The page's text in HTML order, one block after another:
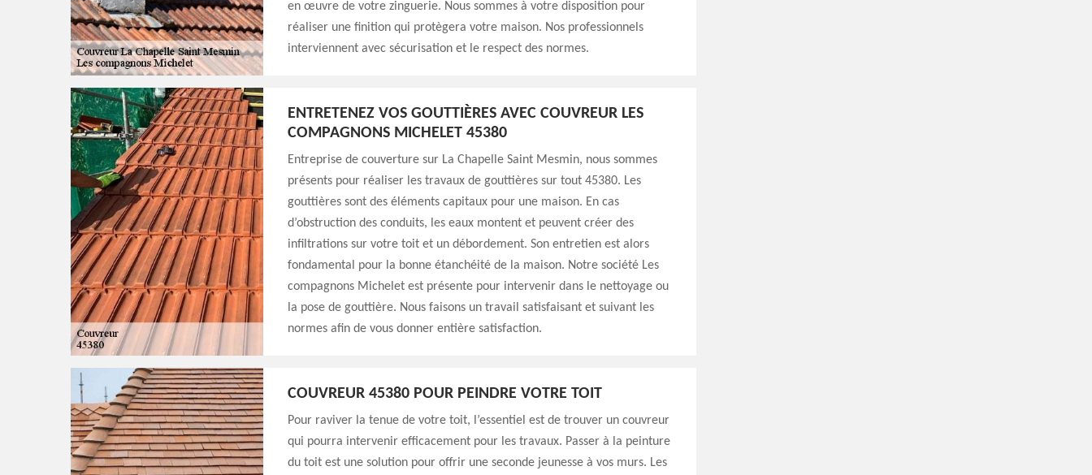
en œuvre de votre zinguerie. Nous sommes à votre disposition pour
réaliser une finition qui protègera votre maison. Nos professionnels
interviennent avec sécurisation et le respect des normes.
ENTRETENEZ VOS GOUTTIÈRES AVEC COUVREUR LES
COMPAGNONS MICHELET 45380
Entreprise de couverture sur La Chapelle Saint Mesmin, nous sommes
présents pour réaliser les travaux de gouttières sur tout 45380. Les
gouttières sont des éléments capitaux pour une maison. En cas
d’obstruction des conduits, les eaux montent et peuvent créer des
infiltrations sur votre toit et un débordement. Son entretien est alors
fondamental pour la bonne étanchéité de la maison. Notre société Les
compagnons Michelet est présente pour intervenir dans le nettoyage ou
la pose de gouttière. Nous faisons un travail satisfaisant et suivant les
normes afin de vous donner entière satisfaction.
COUVREUR 45380 POUR PEINDRE VOTRE TOIT
Pour raviver la tenue de votre toit, l’essentiel est de trouver un couvreur
qui pourra intervenir efficacement pour les travaux. Passer à la peinture
du toit est une solution pour offrir une seconde jeunesse à vos murs. Les